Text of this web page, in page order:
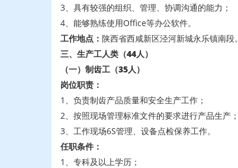
3、具有较强的组织、管理、协调沟通的能力；
4、能够熟练使用Office等办公软件。
工作地点： 陕西省西咸新区泾河新城永乐镇南段。
三、生产工人类（44人）
（一）制齿工 （35人）
岗位职责：
1、负责制齿产品质量和安全生产工作；
2、按照现场管理标准文件的要求进行产品生产；
3、工作现场6S管理、设备点检保养工作。
任职条件：
1、专科及以上学历；